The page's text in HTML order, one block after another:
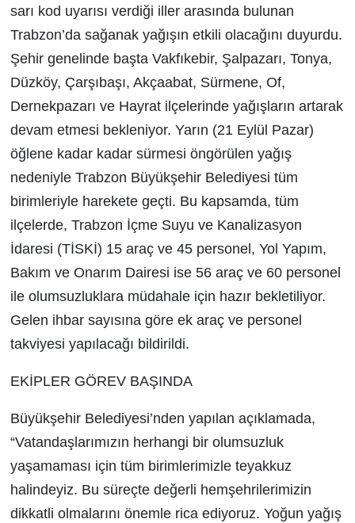
sarı kod uyarısı verdiği iller arasında bulunan
Trabzon’da sağanak yağışın etkili olacağını duyurdu.
Şehir genelinde başta Vakfıkebir, Şalpazarı, Tonya,
Düzköy, Çarşıbaşı, Akçaabat, Sürmene, Of,
Dernekpazarı ve Hayrat ilçelerinde yağışların artarak
devam etmesi bekleniyor. Yarın (21 Eylül Pazar)
öğlene kadar kadar sürmesi öngörülen yağış
nedeniyle Trabzon Büyükşehir Belediyesi tüm
birimleriyle harekete geçti. Bu kapsamda, tüm
ilçelerde, Trabzon İçme Suyu ve Kanalizasyon
İdaresi (TİSKİ) 15 araç ve 45 personel, Yol Yapım,
Bakım ve Onarım Dairesi ise 56 araç ve 60 personel
ile olumsuzluklara müdahale için hazır bekletiliyor.
Gelen ihbar sayısına göre ek araç ve personel
takviyesi yapılacağı bildirildi.
EKİPLER GÖREV BAŞINDA
Büyükşehir Belediyesi’nden yapılan açıklamada,
“Vatandaşlarımızın herhangi bir olumsuzluk
yaşamaması için tüm birimlerimizle teyakkuz
halindeyiz. Bu süreçte değerli hemşehrilerimizin
dikkatli olmalarını önemle rica ediyoruz. Yoğun yağış